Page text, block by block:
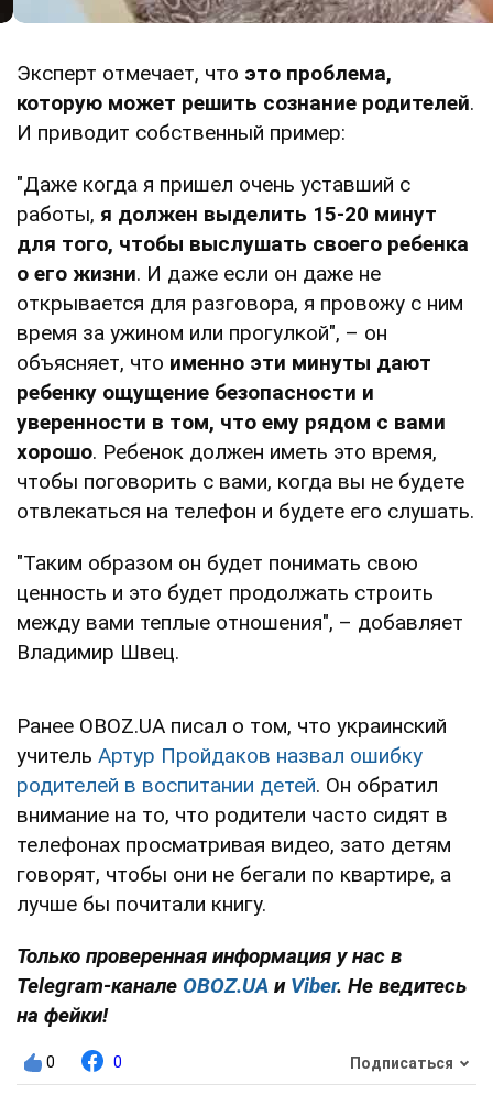
Эксперт отмечает, что это проблема,
которую может решить сознание родителей.
И приводит собственный пример:
"Даже когда я пришел очень уставший с
работы, я должен выделить 15-20 минут
для того, чтобы выслушать своего ребенка
о его жизни. И даже если он даже не
открывается для разговора, я провожу с ним
время за ужином или прогулкой", – он
объясняет, что именно эти минуты дают
ребенку ощущение безопасности и
уверенности в том, что ему рядом с вами
хорошо. Ребенок должен иметь это время,
чтобы поговорить с вами, когда вы не будете
отвлекаться на телефон и будете его слушать.
"Таким образом он будет понимать свою
ценность и это будет продолжать строить
между вами теплые отношения", – добавляет
Владимир Швец.
Ранее OBOZ.UA писал о том, что украинский
учитель Артур Пройдаков назвал ошибку
родителей в воспитании детей. Он обратил
внимание на то, что родители часто сидят в
телефонах просматривая видео, зато детям
говорят, чтобы они не бегали по квартире, а
лучше бы почитали книгу.
Только проверенная информация у нас в
Telegram-канале OBOZ.UA и Viber. Не ведитесь
на фейки!
0 0 Подписаться